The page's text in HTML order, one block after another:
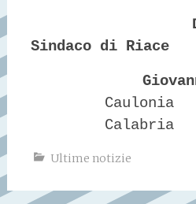
Sindaco di Riace
Caulonia
Calabria
Ultime notizie